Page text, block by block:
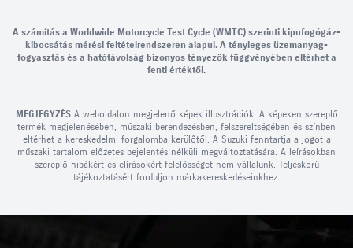
A számítás a Worldwide Motorcycle Test Cycle (WMTC) szerinti kipufogógáz-
kibocsátás mérési feltételrendszeren alapul. A tényleges üzemanyag-
fogyasztás és a hatótávolság bizonyos tényezők függvényében eltérhet a
fenti értéktől.
MEGJEGYZÉSA weboldalon megjelenő képek illusztrációk. A képeken szereplő
termék megjelenésében, műszaki berendezésben, felszereltségében és színben
eltérhet a kereskedelmi forgalomba kerülőtől. A Suzuki fenntartja a jogot a
műszaki tartalom előzetes bejelentés nélküli megváltoztatására. A leírásokban
szereplő hibákért és elírásokért felelősséget nem vállalunk. Teljeskörű
tájékoztatásért forduljon márkakereskedéseinkhez.